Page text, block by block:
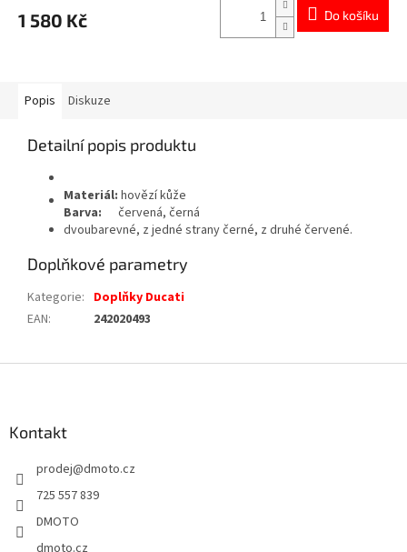
1 580 Kč Do košíku
Popis Diskuze
Detailní popis produktu
Materiál: hovězí kůže
Barva:
červená, černá
dvoubarevné, z jedné strany černé, z druhé červené.
Doplňkové parametry
Kategorie: Doplňky Ducati
EAN: 242020493
Kontakt
prodej@dmoto.cz
725 557 839
DMOTO